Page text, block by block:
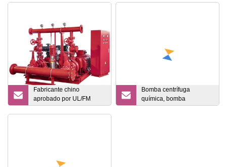
Fabricante chino
aprobado por UL/FM
Sistema contra incendios
Listado por UL, Bomba
Bomba centrífuga
química, bomba
multietapa, bomba de